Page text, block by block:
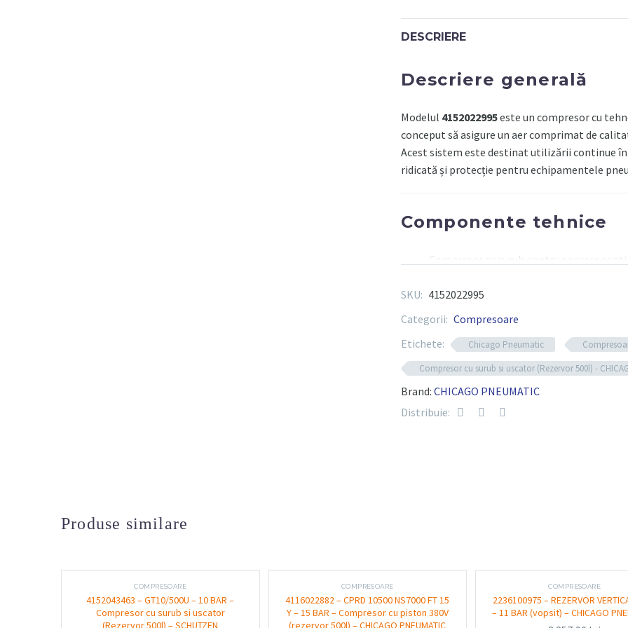
10D
400/50
CE
10
BAR
cu
uscator
-
CHICAGO
DESCRIERE
Descriere generală
Modelul 4152022995este un compresor cu
conceput să asigure un aer comprimat de
Acest sistem este destinat utilizării continue
ridicată și protecție pentru echipamentele
Componente tehnice
Compresor cu surub pentru operare
Capacitate și presiune adaptate
Sistem de control și protecție avansat
Construcție solidă și durabilă, potrivită
Funcționalitate și
Funcționare eficientă și continuă cu
Sistem integrat care economisește
SKU: 4152022995
Categorii: Compresoare
Etichete:
Chicago Pneumatic
Compresor cu surub si uscator (Rezervor 500l) -
Brand: CHICAGO PNEUMATIC
Distribuie:
Produse similare
COMPRESOARE
4152043463 – GT10/500U – 10 BAR –
Compresor cu surub si uscator
(Rezervor 500l) – SCHUTZEN
COMPRESOARE
4116022882 – CPRD 10500 NS7000 FT 15
Y – 15 BAR – Compresor cu piston 380V
(rezervor 500l) – CHICAGO PNEUMATIC
COMPRESOARE
2236100975 – REZERVOR
– 11 BAR (vopsit) – CHICAGO